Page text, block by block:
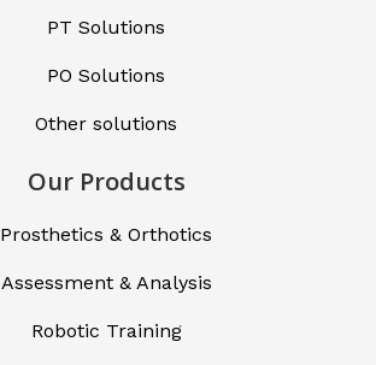
PT Solutions
PO Solutions
Other solutions
Our Products
Prosthetics & Orthotics
Assessment & Analysis
Robotic Training